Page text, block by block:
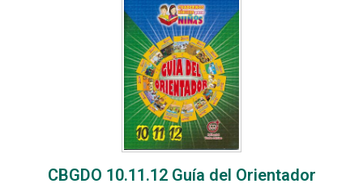
CBGDO 10.11.12 Guía del Orientador